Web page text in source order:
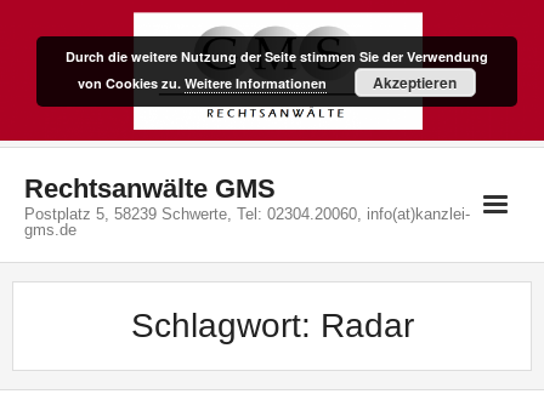
Rechtsanwälte GMS
Postplatz 5, 58239 Schwerte, Tel: 02304.20060, info(at)kanzlei-
gms.de
Schlagwort: Radar
Durch die weitere Nutzung der Seite stimmen Sie der Verwendung
von Cookies zu. Weitere Informationen Akzeptieren